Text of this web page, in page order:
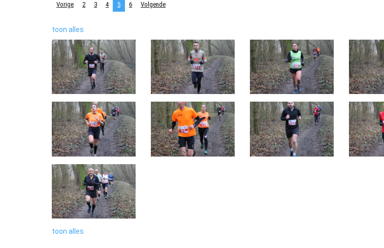
Vorige 2 3 4 5 6 Volgende
toon alles
toon alles